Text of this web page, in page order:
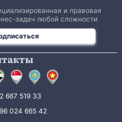
и правовая
задач любой сложности
667 519 33
024 665 42